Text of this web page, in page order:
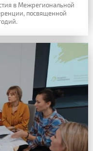
в Межрегиональной
посвященной